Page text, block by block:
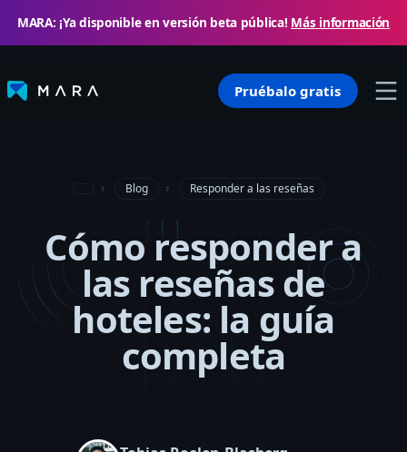
MARA: ¡Ya disponible en versión beta pública! Más información
Pruébalo gratis
Blog Responder a las reseñas
Cómo responder a
las reseñas de
hoteles: la guía
completa